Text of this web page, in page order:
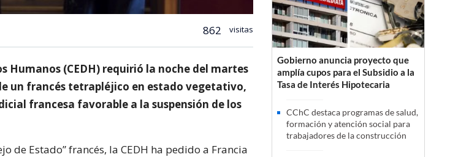
862 visitas
Humanos (CEDH) requirió la noche del martes
un francés tetrapléjico en estado vegetativo,
francesa favorable a la suspensión de los
de Estado” francés, la CEDH ha pedido a Francia
Gobierno anuncia proyecto que
amplía cupos para el Subsidio a la
Tasa de Interés Hipotecaria
CChC destaca programas de salud,
formación y atención social para
trabajadores de la construcción